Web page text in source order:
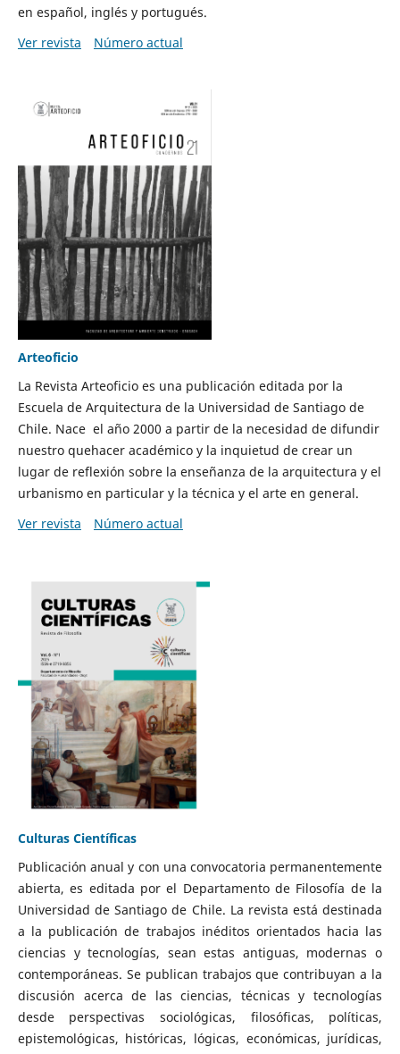
en español, inglés y portugués.
Ver revista
Número actual
Arteoficio
La Revista Arteoficio es una publicación editada por la
Escuela de Arquitectura de la Universidad de Santiago de
Chile. Nace el año 2000 a partir de la necesidad de difundir
nuestro quehacer académico y la inquietud de crear un
lugar de reflexión sobre la enseñanza de la arquitectura y el
urbanismo en particular y la técnica y el arte en general.
Ver revista
Número actual
Culturas Científicas
Publicación anual y con una convocatoria permanentemente
abierta, es editada por el Departamento de Filosofía de la
Universidad de Santiago de Chile. La revista está destinada
a la publicación de trabajos inéditos orientados hacia las
ciencias y tecnologías, sean estas antiguas, modernas o
contemporáneas. Se publican trabajos que contribuyan a la
discusión acerca de las ciencias, técnicas y tecnologías
desde perspectivas sociológicas, filosóficas, políticas,
epistemológicas, históricas, lógicas, económicas, jurídicas,